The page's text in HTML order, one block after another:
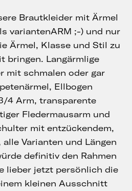
Brautkleider mit Ärmel
variantenARM ;-) und nur
Ärmel, Klasse und Stil zu
bringen. Langärmlige
mit schmalen oder gar
Ellbogen
4 Arm, transparente
Fledermausarm und
mit entzückendem,
Varianten und Längen
definitiv den Rahmen
lieber jetzt persönlich die
kleinen Ausschnitt